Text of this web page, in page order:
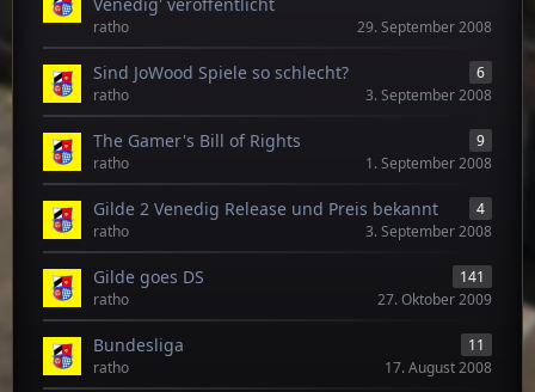
ratho 29. September 2008
Sind JoWood Spiele so schlecht?
6
ratho
3. September 2008
The Gamer's Bill of Rights
9
ratho
1. September 2008
Gilde 2 Venedig Release und Preis bekannt
4
ratho
3. September 2008
Gilde goes DS
141
ratho
27. Oktober 2009
Bundesliga
11
ratho
17. August 2008